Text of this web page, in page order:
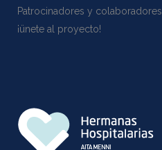
Patrocinadores y colaboradores
¡ünete al proyecto!